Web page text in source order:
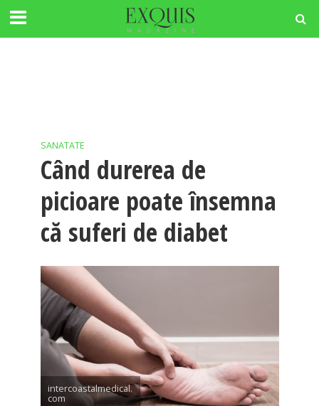
SANATATE
Când durerea de
picioare poate însemna
că suferi de diabet
intercoastalmedical.
com